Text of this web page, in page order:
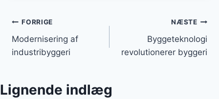
Indlægsnavigation
FORRIGE
Modernisering af
industribyggeri
NÆSTE
Byggeteknologi
revolutionerer byggeri
Lignende indlæg